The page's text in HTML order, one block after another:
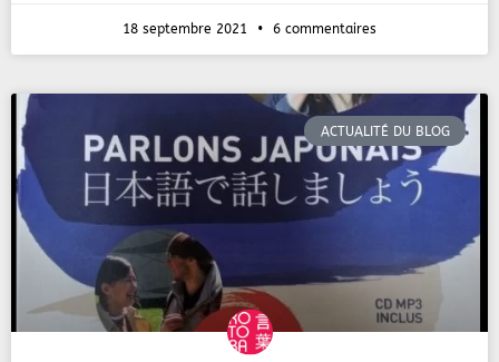
18 septembre 2021 6 commentaires
ACTUALITÉ DU BLOG